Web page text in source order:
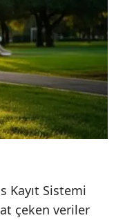
Isparta
Mersin
İstanbul
İzmir
Kastamonu
Kayseri
Kayıt Sistemi
çeken veriler